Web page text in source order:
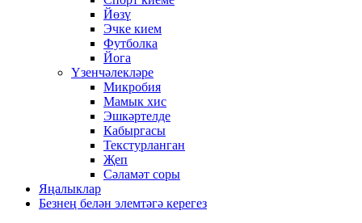
Йөзү
Эчке кием
Футболка
Йога
Үзенчәлекләре
Микробия
Мамык хис
Эшкәртелде
Кабыргасы
Текстурланган
Җеп
Сәламәт соры
Яңалыклар
Безнең белән элемтәгә керегез